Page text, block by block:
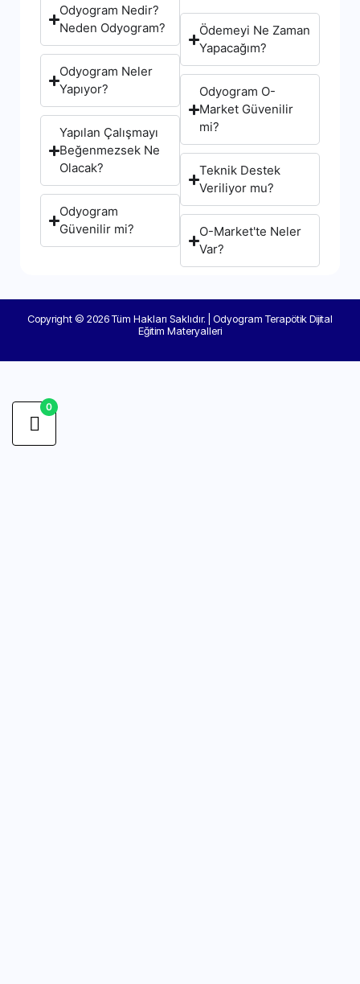
Odyogram Nedir?
Neden Odyogram?
Odyogram Neler
Yapıyor?
Yapılan Çalışmayı
Beğenmezsek Ne
Olacak?
Odyogram
Güvenilir mi?
Ödemeyi Ne Zaman
Yapacağım?
Odyogram O-
Market Güvenilir
mi?
Teknik Destek
Veriliyor mu?
O-Market'te Neler
Var?
Copyright © 2026 Tüm Hakları Saklıdır. | Odyogram Terapötik Dijital
Eğitim Materyalleri
0